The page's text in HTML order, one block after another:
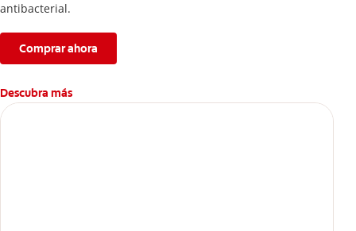
antibacterial.
Comprar ahora
Descubra más